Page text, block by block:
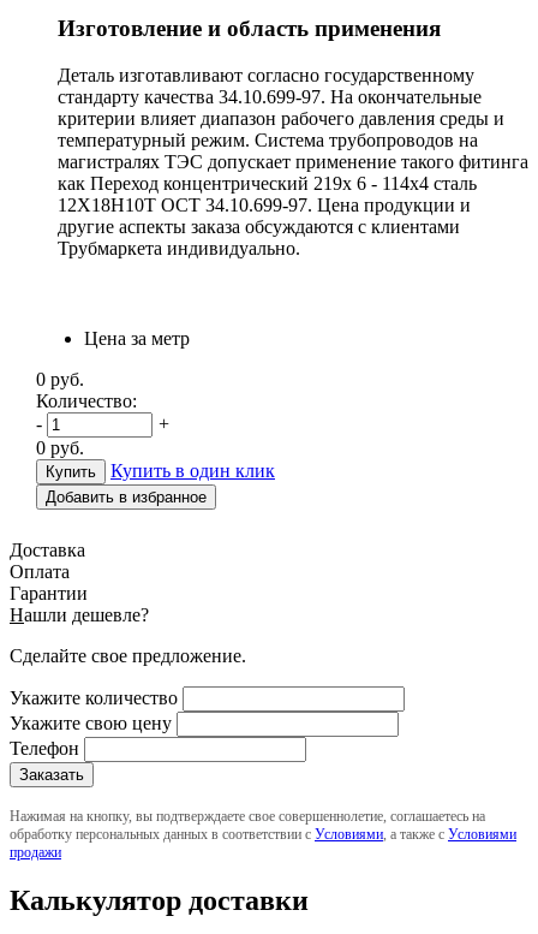
Изготовление и область применения
Деталь изготавливают согласно государственному
стандарту качества 34.10.699-97. На окончательные
критерии влияет диапазон рабочего давления среды и
температурный режим. Система трубопроводов на
магистралях ТЭС допускает применение такого фитинга
как Переход концентрический 219х 6 - 114х4 сталь
12Х18Н10Т ОСТ 34.10.699-97. Цена продукции и
другие аспекты заказа обсуждаются с клиентами
Трубмаркета индивидуально.
Цена за метр
0 руб.
Количество:
-
+
0 руб.
Купить в один клик
Добавить в избранное
Доставка
Оплата
Гарантии
Нашли дешевле?
Сделайте свое предложение.
Укажите количество
Укажите свою цену
Телефон
Нажимая на кнопку, вы подтверждаете свое совершеннолетие, соглашаетесь на
обработку персональных данных в соответствии с Условиями , а также с Условиями
продажи
Калькулятор доставки